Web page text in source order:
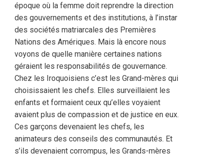
époque où la femme doit reprendre la direction
des gouvernements et des institutions, à l’instar
des sociétés matriarcales des Premières
Nations des Amériques. Mais là encore nous
voyons de quelle manière certaines nations
géraient les responsabilités de gouvernance.
Chez les Iroquoisiens c’est les Grand-mères qui
choisissaient les chefs. Elles surveillaient les
enfants et formaient ceux qu’elles voyaient
avaient plus de compassion et de justice en eux.
Ces garçons devenaient les chefs, les
animateurs des conseils des communautés. Et
s’ils devenaient corrompus, les Grands-mères